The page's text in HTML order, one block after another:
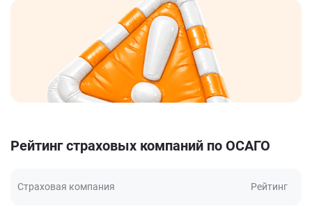
Рейтинг страховых компаний по ОСАГО
Страховая компания Рейтинг